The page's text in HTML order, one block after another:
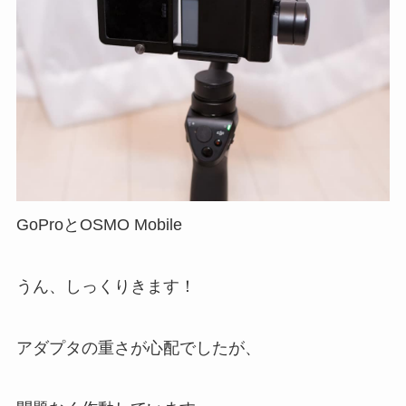
GoProとOSMO Mobile
うん、しっくりきます！
アダプタの重さが心配でしたが、